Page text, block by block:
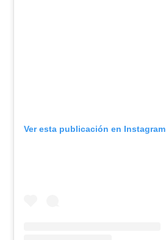
Ver esta publicación en Instagram